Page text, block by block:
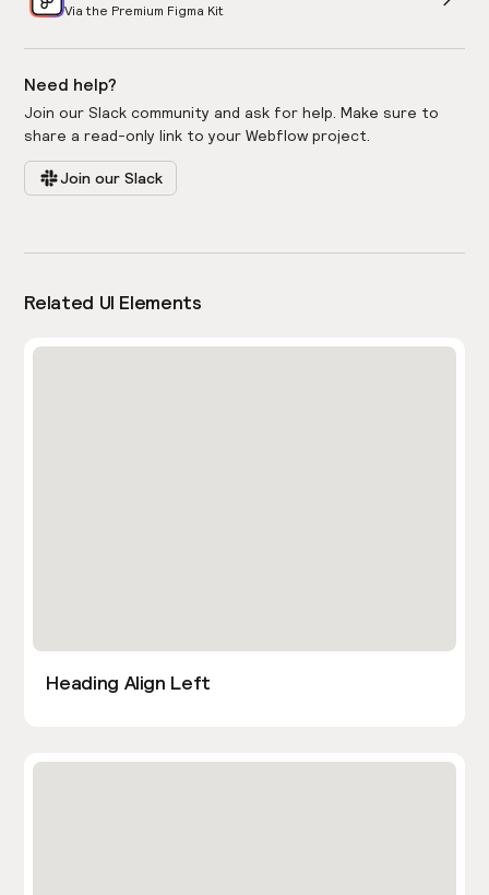
Via the Premium Figma Kit
Need help?
Join our Slack community and ask for help. Make sure to
share a read-only link to your Webflow project.
Join our Slack
Related UI Elements
Heading Align Left